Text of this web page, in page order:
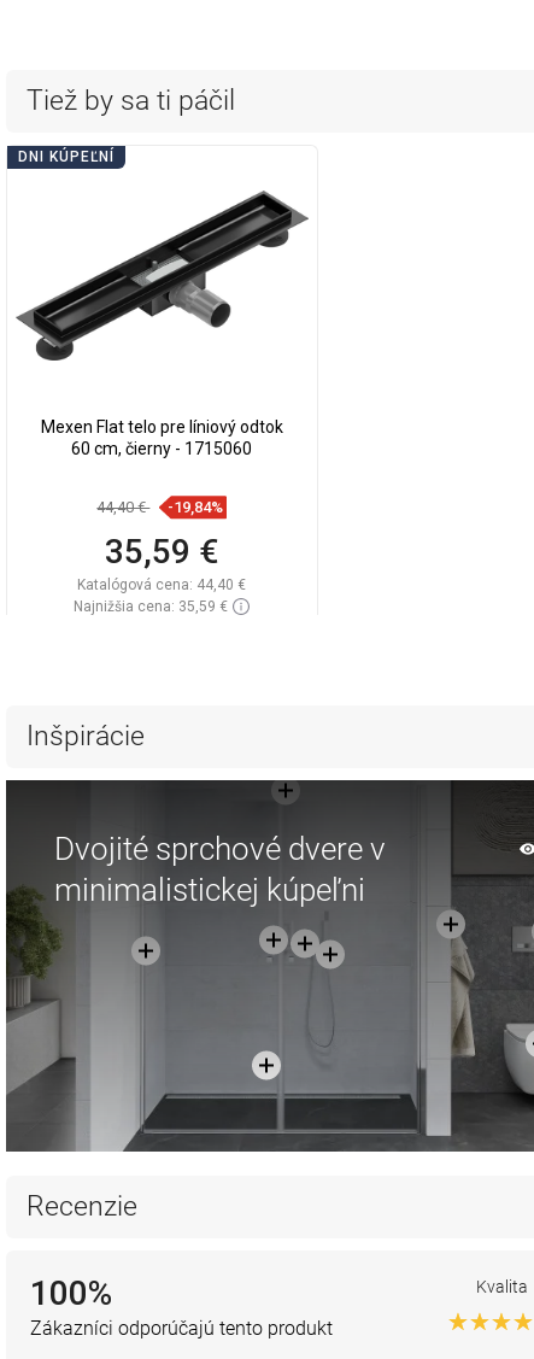
Tiež by sa ti páčil
DNI KÚPEĽNÍ
Mexen Flat telo pre líniový odtok
60 cm, čierny - 1715060
44,40 € -19,84%
35,59 €
Katalógová cena: 44,40 €
Najnižšia cena: 35,59 €
Porovnaj
Inšpirácie
Dvojité sprchové dvere v
minimalistickej kúpeľni
Recenzie
100%
Zákazníci odporúčajú tento produkt
Kvalita